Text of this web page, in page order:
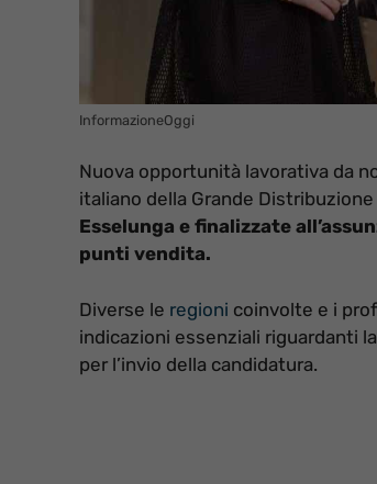
InformazioneOggi
Nuova opportunità lavorativa da
italiano della Grande
Esselunga e finalizzate
punti vendita.
Diverse le regioni coinvolte e i
indicazioni essenziali riguardanti
per l’invio della candidatura.